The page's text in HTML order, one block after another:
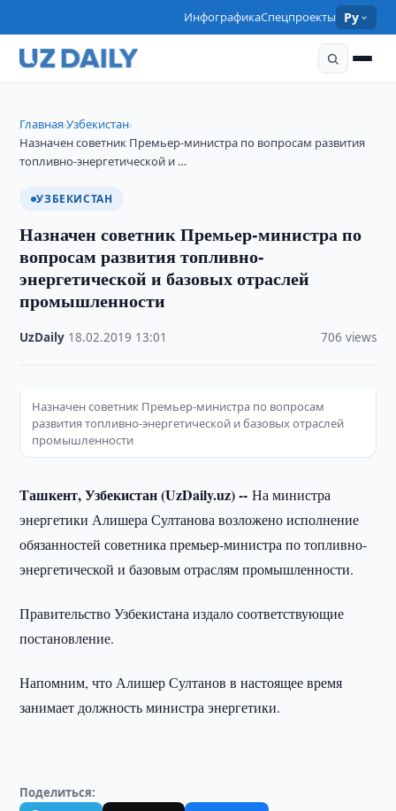
ИнфографикаСпецпроекты Ру
Главная›Узбекистан›
Назначен советник Премьер-министра по вопросам развития
топливно-энергетической и …
УЗБЕКИСТАН
Назначен советник Премьер-министра по
вопросам развития топливно-
энергетической и базовых отраслей
промышленности
UzDaily 18.02.2019 13:01 706 views
Назначен советник Премьер-министра по вопросам
развития топливно-энергетической и базовых отраслей
промышленности
Ташкент, Узбекистан (UzDaily.uz) --На министра
энергетики Алишера Султанова возложено исполнение
обязанностей советника премьер-министра по топливно-
энергетической и базовым отраслям промышленности.
Правительство Узбекистана издало соответствующие
постановление.
Напомним, что Алишер Султанов в настоящее время
занимает должность министра энергетики.
Поделиться: